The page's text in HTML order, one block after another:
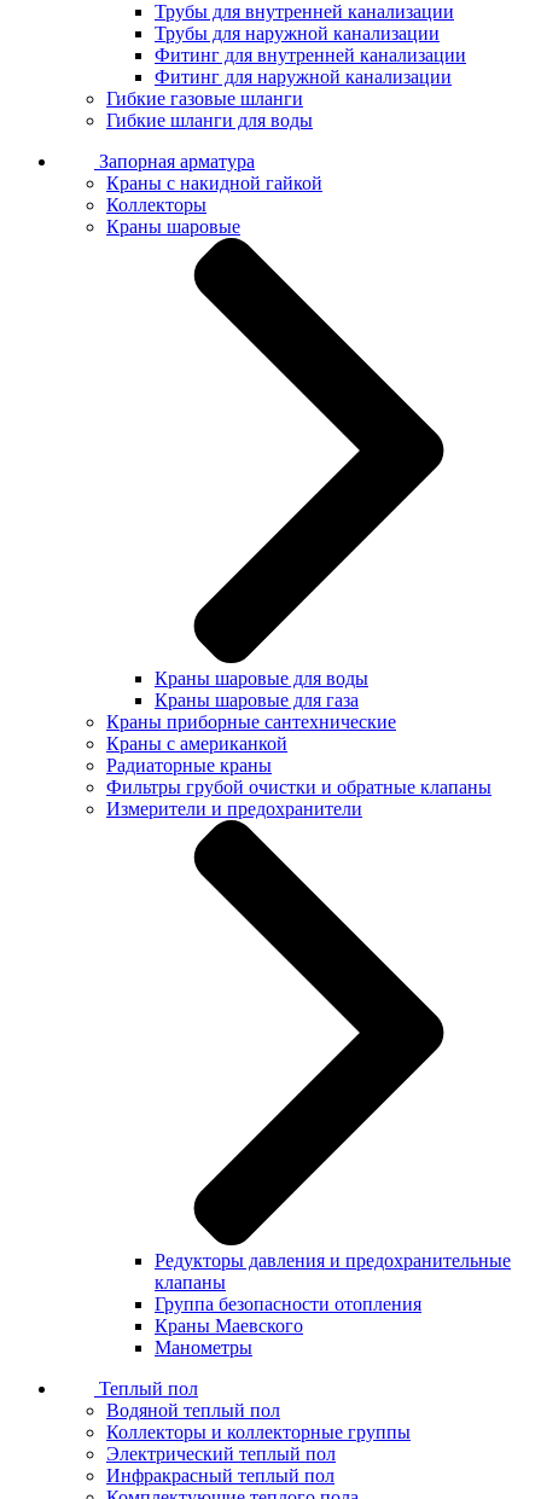
Трубы для внутренней канализации
Трубы для наружной канализации
Фитинг для внутренней канализации
Фитинг для наружной канализации
Гибкие газовые шланги
Гибкие шланги для воды
Запорная арматура
Краны с накидной гайкой
Коллекторы
Краны шаровые
Краны шаровые для воды
Краны шаровые для газа
Краны приборные сантехнические
Краны с американкой
Радиаторные краны
Фильтры грубой очистки и обратные клапаны
Измерители и предохранители
Редукторы давления и предохранительные
клапаны
Группа безопасности отопления
Краны Маевского
Манометры
Теплый пол
Водяной теплый пол
Коллекторы и коллекторные группы
Электрический теплый пол
Инфракрасный теплый пол